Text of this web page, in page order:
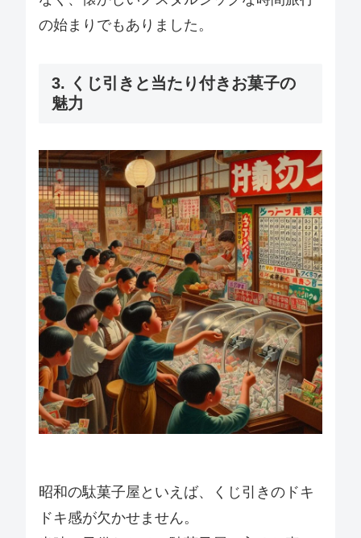
の始まりでもありました。
3. くじ引きと当たり付きお菓子の
魅力
昭和の駄菓子屋といえば、くじ引きのドキ
ドキ感が欠かせません。